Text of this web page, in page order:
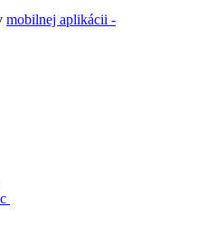
mobilnej aplikácii -